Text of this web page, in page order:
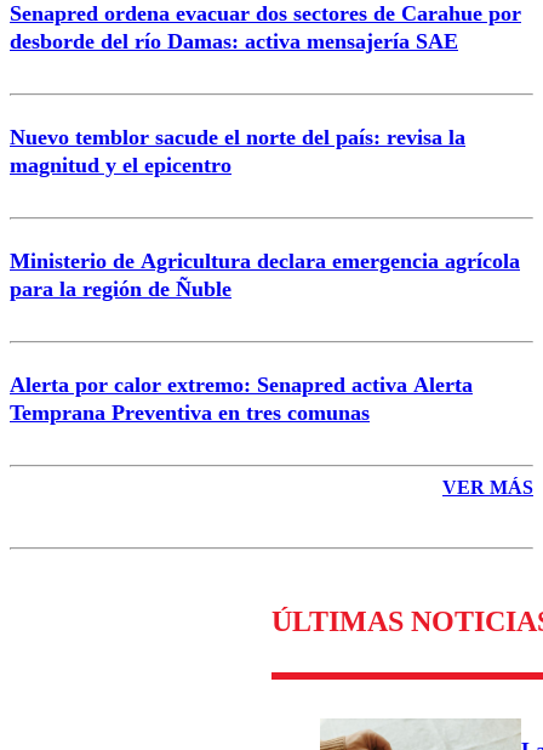
Correo
Senapred ordena evacuar dos sectores de Carahue por
desborde del río Damas: activa mensajería SAE
Nuevo temblor sacude el norte del país: revisa la
magnitud y el epicentro
Ministerio de Agricultura declara emergencia agrícola
para la región de Ñuble
Alerta por calor extremo: Senapred activa Alerta
Temprana Preventiva en tres comunas
VER MÁS
ÚLTIMAS